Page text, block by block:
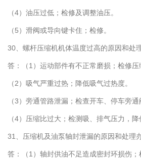
（4）油压过低；检修及调整油压。
（5）滑阀或导向键卡住；检修。
30、螺杆压缩机机体温度过高的原因和处
答：（1）运动部件有不正常磨损；检修压
（2）吸气严重过热；降低吸气过热度。
（3）旁通管路泄漏；检查开车、停车旁通
（4）压缩比过大；检测吸、排气压力，降
31、压缩机及油泵轴封泄漏的原因和处理
答：（1）轴封供油不足造成密封环损伤